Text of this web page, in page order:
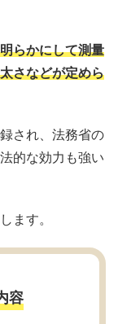
らかにして測量
さなどが定めら
され、法務省の
的な効力も強い
ます。
容